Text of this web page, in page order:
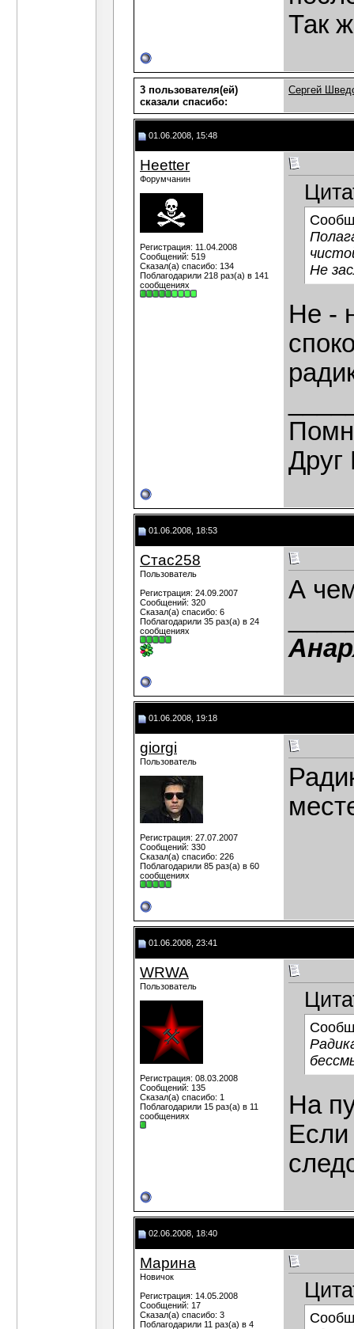
Так
3 пользователя(ей)
сказали cпасибо:
Сергей
01.06.2008, 15:48
Heetter
Форумчанин
Регистрация: 11.04.2008
Сообщений: 519
Сказал(а) спасибо: 134
Поблагодарили 218 раз(а) в 141
сообщениях
Не
Не -
Друг
01.06.2008, 18:53
Стас258
Пользователь
Регистрация: 24.09.2007
Сообщений: 320
Сказал(а) спасибо: 6
Поблагодарили 35 раз(а) в 24
сообщениях
А
01.06.2008, 19:18
giorgi
Пользователь
Регистрация: 27.07.2007
Сообщений: 330
Сказал(а) спасибо: 226
Поблагодарили 85 раз(а) в 60
сообщениях
01.06.2008, 23:41
WRWA
Пользователь
Регистрация: 08.03.2008
Сообщений: 135
Сказал(а) спасибо: 1
Поблагодарили 15 раз(а) в 11
сообщениях
На
Если
02.06.2008, 18:40
Марина
Новичок
Регистрация: 14.05.2008
Сообщений: 17
Сказал(а) спасибо: 3
Поблагодарили 11 раз(а) в 4